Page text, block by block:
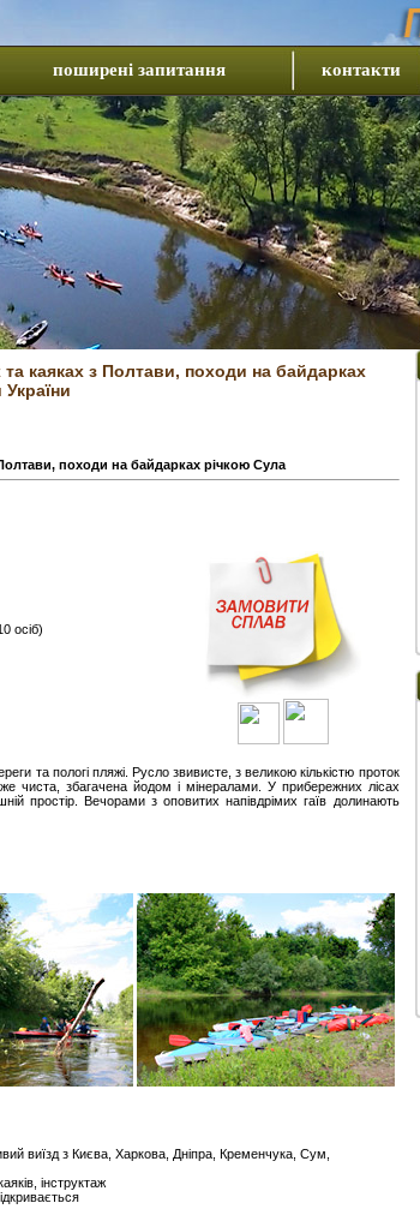
поширені запитання контакти
каяках з Полтави, походи на байдарках
України
походи на байдарках річкою Сула
осіб)
та пологі пляжі. Русло звивисте, з великою кількістю проток
чиста, збагачена йодом і мінералами. У прибережних лісах
простір. Вечорами з оповитих напівдрімих гаїв долинають
виїзд з Києва, Харкова, Дніпра, Кременчука, Сум,
інструктаж